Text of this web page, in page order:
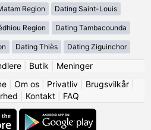
Region Dating Saint-Louis
Region Dating Tambacounda
Dating Thiès Dating Ziguinchor
| Butik
Meninger
| Om os| Privatliv| Brugsvilkår|
Kontakt| FAQ